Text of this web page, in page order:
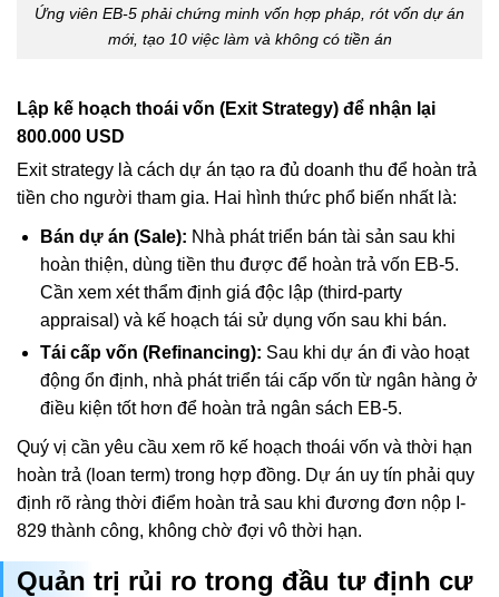
Ứng viên EB-5 phải chứng minh vốn hợp pháp, rót vốn dự án
mới, tạo 10 việc làm và không có tiền án
Lập kế hoạch thoái vốn (Exit Strategy) để nhận lại
800.000 USD
Exit strategy là cách dự án tạo ra đủ doanh thu để hoàn trả
tiền cho người tham gia. Hai hình thức phổ biến nhất là:
Bán dự án (Sale): Nhà phát triển bán tài sản sau khi
hoàn thiện, dùng tiền thu được để hoàn trả vốn EB-5.
Cần xem xét thẩm định giá độc lập (third-party
appraisal) và kế hoạch tái sử dụng vốn sau khi bán.
Tái cấp vốn (Refinancing): Sau khi dự án đi vào hoạt
động ổn định, nhà phát triển tái cấp vốn từ ngân hàng ở
điều kiện tốt hơn để hoàn trả ngân sách EB-5.
Quý vị cần yêu cầu xem rõ kế hoạch thoái vốn và thời hạn
hoàn trả (loan term) trong hợp đồng. Dự án uy tín phải quy
định rõ ràng thời điểm hoàn trả sau khi đương đơn nộp I-
829 thành công, không chờ đợi vô thời hạn.
Quản trị rủi ro trong đầu tư định cư